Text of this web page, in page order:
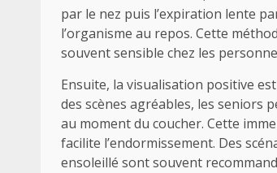
par le nez puis l’expiration lente
l’organisme au repos. Cette
souvent sensible chez les
Ensuite, la visualisation positive
des scènes agréables, les seniors
au moment du coucher. Cette
facilite l’endormissement. Des
ensoleillé sont souvent